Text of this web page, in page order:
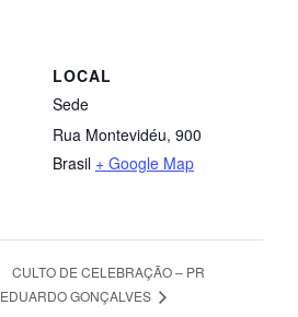
LOCAL
Sede
Rua Montevidéu, 900
Brasil + Google Map
CULTO DE CELEBRAÇÃO – PR
EDUARDO GONÇALVES